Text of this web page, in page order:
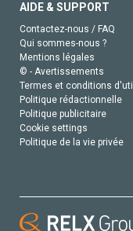
AIDE & SUPPORT
Contactez-nous / FAQ
Qui sommes-nous ?
Mentions légales
© - Avertissements
Termes et conditions
Politique rédactionnelle
Politique publicitaire
Cookie settings
Politique de la vie privée